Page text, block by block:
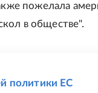
пожелала
в обществе".
политики ЕС